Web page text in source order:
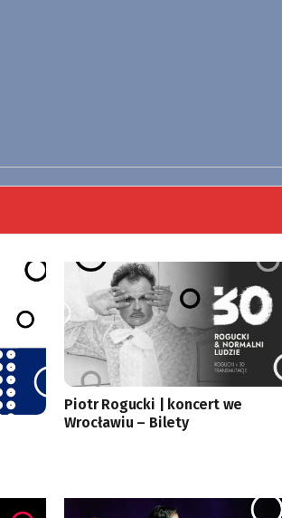
Piotr Rogucki | koncert we
Wrocławiu – Bilety